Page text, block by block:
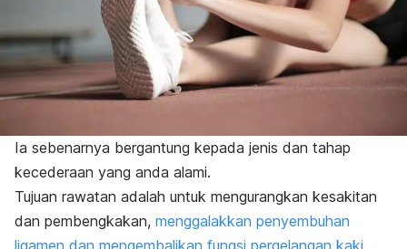
Ia sebenarnya bergantung kepada jenis dan tahap
kecederaan yang anda alami.
Tujuan rawatan adalah untuk mengurangkan kesakitan
dan pembengkakan, menggalakkan penyembuhan